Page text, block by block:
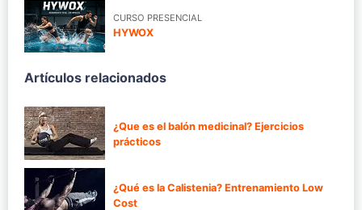
CURSO PRESENCIAL
HYWOX
Artículos relacionados
¿Que es el balón medicinal? Ejercicios
prácticos
¿Qué es la Calistenia? Entrenamiento Low
Cost